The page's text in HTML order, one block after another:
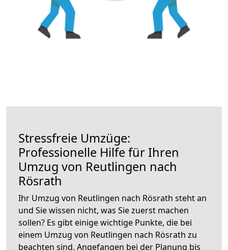
Stressfreie Umzüge:
Professionelle Hilfe für Ihren
Umzug von Reutlingen nach
Rösrath
Ihr Umzug von Reutlingen nach Rösrath steht an
und Sie wissen nicht, was Sie zuerst machen
sollen? Es gibt einige wichtige Punkte, die bei
einem Umzug von Reutlingen nach Rösrath zu
beachten sind. Angefangen bei der Planung bis